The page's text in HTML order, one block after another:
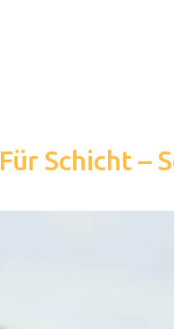
Schicht –